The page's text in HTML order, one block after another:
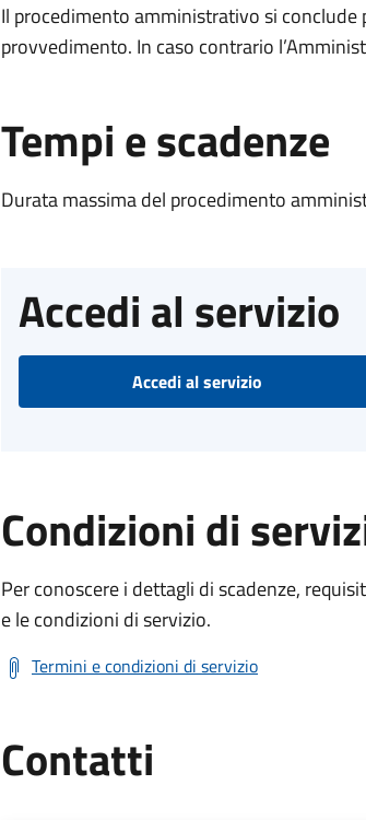
Il procedimento amministrativo si conclude
provvedimento. In caso contrario
Tempi e scadenze
Durata massima del procedimento
Accedi al servizio
Accedi al servizio
Condizioni di
Per conoscere i dettagli di scadenze,
e le condizioni di servizio.
Termini e condizioni di servizio
Contatti